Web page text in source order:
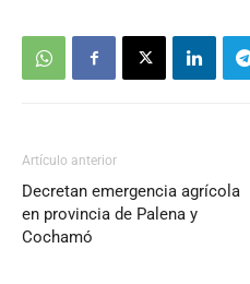
Artículo anterior
Decretan emergencia agrícola
en provincia de Palena y
Cochamó